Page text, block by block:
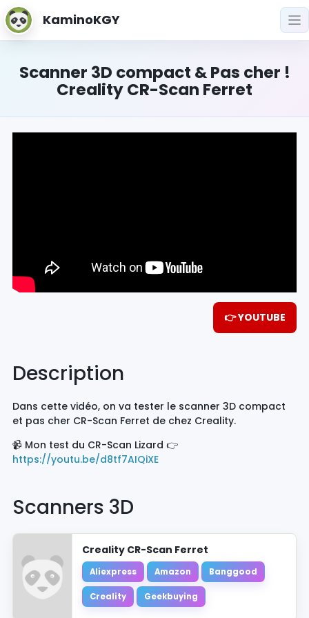
KaminoKGY
Scanner 3D compact & Pas cher !
Creality CR-Scan Ferret
👉 YOUTUBE
Description
Dans cette vidéo, on va tester le scanner 3D compact
et pas cher CR-Scan Ferret de chez Creality.
📹 Mon test du CR-Scan Lizard 👉
https://youtu.be/d8tf7AIQiXE
Scanners 3D
Creality CR-Scan Ferret
Aliexpress Amazon Banggood
Creality Geekbuying